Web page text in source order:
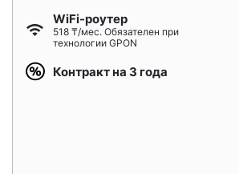
WiFi-роутер
518 ₸/мес. Обязателен при
технологии GPON
Контракт на 3 года